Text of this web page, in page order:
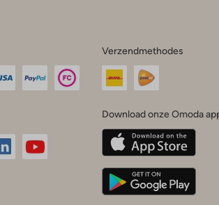
Verzendmethodes
Download onze Omoda